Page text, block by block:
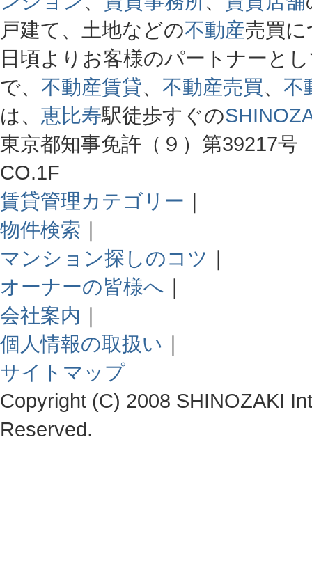
戸建て、土地などの不動産売買
日頃よりお客様のパートナーと
で、 不動産賃貸、 不動産売買、 不
は、 恵比寿駅徒歩すぐの
東京都知事免許（９）第39217
CO.1F
賃貸管理カテゴリー ｜
物件検索 ｜
マンション探しのコツ ｜
オーナーの皆様へ ｜
会社案内 ｜
個人情報の取扱い ｜
サイトマップ
Copyright (C) 2008 SHINOZAKI
Reserved.